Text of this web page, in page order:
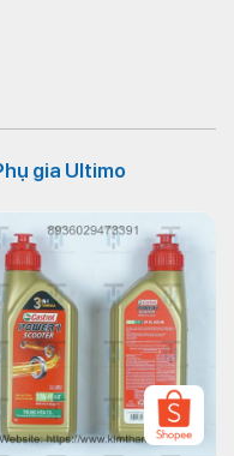
giỏ hàng
gia Ultimo